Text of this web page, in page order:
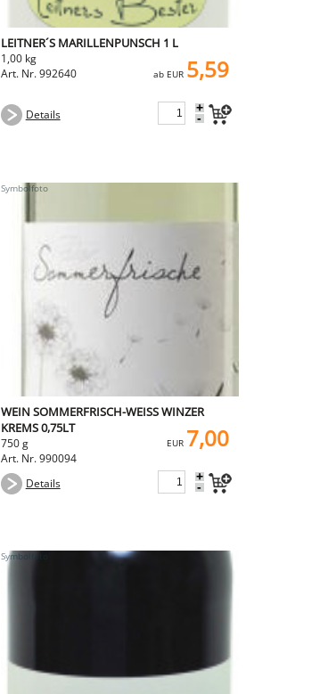
LEITNER´S MARILLENPUNSCH 1 L
1,00 kg
Art. Nr. 992640
ab EUR 5,59
Details +
-
WEIN SOMMERFRISCH-WEISS WINZER K
REMS 0,75LT
750 g
Art. Nr. 990094
EUR 7,00
Details +
-